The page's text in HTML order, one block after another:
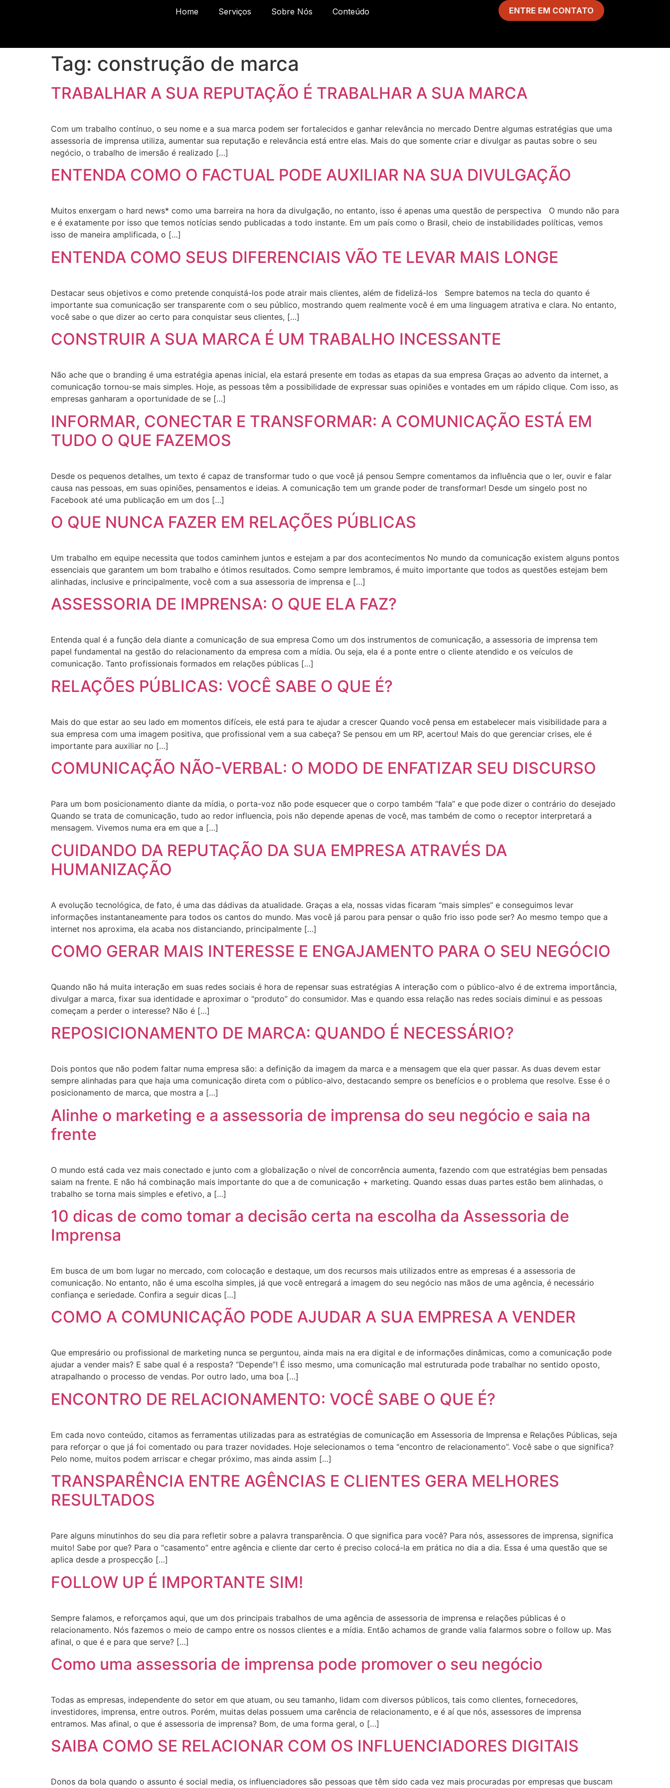
Home Serviços Sobre Nós Conteúdo ENTRE EM CONTATO
Tag: construção de marca
TRABALHAR A SUA REPUTAÇÃO É TRABALHAR A SUA MARCA
Com um trabalho contínuo, o seu nome e a sua marca podem ser fortalecidos e ganhar relevância no mercado Dentre algumas estratégias que uma
assessoria de imprensa utiliza, aumentar sua reputação e relevância está entre elas. Mais do que somente criar e divulgar as pautas sobre o seu
negócio, o trabalho de imersão é realizado […]
ENTENDA COMO O FACTUAL PODE AUXILIAR NA SUA DIVULGAÇÃO
Muitos enxergam o hard news* como uma barreira na hora da divulgação, no entanto, isso é apenas uma questão de perspectiva O mundo não para
e é exatamente por isso que temos notícias sendo publicadas a todo instante. Em um país como o Brasil, cheio de instabilidades políticas, vemos
isso de maneira amplificada, o […]
ENTENDA COMO SEUS DIFERENCIAIS VÃO TE LEVAR MAIS LONGE
Destacar seus objetivos e como pretende conquistá-los pode atrair mais clientes, além de fidelizá-los Sempre batemos na tecla do quanto é
importante sua comunicação ser transparente com o seu público, mostrando quem realmente você é em uma linguagem atrativa e clara. No entanto,
você sabe o que dizer ao certo para conquistar seus clientes, […]
CONSTRUIR A SUA MARCA É UM TRABALHO INCESSANTE
Não ache que o branding é uma estratégia apenas inicial, ela estará presente em todas as etapas da sua empresa Graças ao advento da internet, a
comunicação tornou-se mais simples. Hoje, as pessoas têm a possibilidade de expressar suas opiniões e vontades em um rápido clique. Com isso, as
empresas ganharam a oportunidade de se […]
INFORMAR, CONECTAR E TRANSFORMAR: A COMUNICAÇÃO ESTÁ EM
TUDO O QUE FAZEMOS
Desde os pequenos detalhes, um texto é capaz de transformar tudo o que você já pensou Sempre comentamos da influência que o ler, ouvir e falar
causa nas pessoas, em suas opiniões, pensamentos e ideias. A comunicação tem um grande poder de transformar! Desde um singelo post no
Facebook até uma publicação em um dos […]
O QUE NUNCA FAZER EM RELAÇÕES PÚBLICAS
Um trabalho em equipe necessita que todos caminhem juntos e estejam a par dos acontecimentos No mundo da comunicação existem alguns pontos
essenciais que garantem um bom trabalho e ótimos resultados. Como sempre lembramos, é muito importante que todos as questões estejam bem
alinhadas, inclusive e principalmente, você com a sua assessoria de imprensa e […]
ASSESSORIA DE IMPRENSA: O QUE ELA FAZ?
Entenda qual é a função dela diante a comunicação de sua empresa Como um dos instrumentos de comunicação, a assessoria de imprensa tem
papel fundamental na gestão do relacionamento da empresa com a mídia. Ou seja, ela é a ponte entre o cliente atendido e os veículos de
comunicação. Tanto profissionais formados em relações públicas […]
RELAÇÕES PÚBLICAS: VOCÊ SABE O QUE É?
Mais do que estar ao seu lado em momentos difíceis, ele está para te ajudar a crescer Quando você pensa em estabelecer mais visibilidade para a
sua empresa com uma imagem positiva, que profissional vem a sua cabeça? Se pensou em um RP, acertou! Mais do que gerenciar crises, ele é
importante para auxiliar no […]
COMUNICAÇÃO NÃO-VERBAL: O MODO DE ENFATIZAR SEU DISCURSO
Para um bom posicionamento diante da mídia, o porta-voz não pode esquecer que o corpo também “fala” e que pode dizer o contrário do desejado
Quando se trata de comunicação, tudo ao redor influencia, pois não depende apenas de você, mas também de como o receptor interpretará a
mensagem. Vivemos numa era em que a […]
CUIDANDO DA REPUTAÇÃO DA SUA EMPRESA ATRAVÉS DA
HUMANIZAÇÃO
A evolução tecnológica, de fato, é uma das dádivas da atualidade. Graças a ela, nossas vidas ficaram “mais simples” e conseguimos levar
informações instantaneamente para todos os cantos do mundo. Mas você já parou para pensar o quão frio isso pode ser? Ao mesmo tempo que a
internet nos aproxima, ela acaba nos distanciando, principalmente […]
COMO GERAR MAIS INTERESSE E ENGAJAMENTO PARA O SEU NEGÓCIO
Quando não há muita interação em suas redes sociais é hora de repensar suas estratégias A interação com o público-alvo é de extrema importância,
divulgar a marca, fixar sua identidade e aproximar o “produto” do consumidor. Mas e quando essa relação nas redes sociais diminui e as pessoas
começam a perder o interesse? Não é […]
REPOSICIONAMENTO DE MARCA: QUANDO É NECESSÁRIO?
Dois pontos que não podem faltar numa empresa são: a definição da imagem da marca e a mensagem que ela quer passar. As duas devem estar
sempre alinhadas para que haja uma comunicação direta com o público-alvo, destacando sempre os benefícios e o problema que resolve. Esse é o
posicionamento de marca, que mostra a […]
Alinhe o marketing e a assessoria de imprensa do seu negócio e saia na
frente
O mundo está cada vez mais conectado e junto com a globalização o nível de concorrência aumenta, fazendo com que estratégias bem pensadas
saiam na frente. E não há combinação mais importante do que a de comunicação + marketing. Quando essas duas partes estão bem alinhadas, o
trabalho se torna mais simples e efetivo, a […]
10 dicas de como tomar a decisão certa na escolha da Assessoria de
Imprensa
Em busca de um bom lugar no mercado, com colocação e destaque, um dos recursos mais utilizados entre as empresas é a assessoria de
comunicação. No entanto, não é uma escolha simples, já que você entregará a imagem do seu negócio nas mãos de uma agência, é necessário
confiança e seriedade. Confira a seguir dicas […]
COMO A COMUNICAÇÃO PODE AJUDAR A SUA EMPRESA A VENDER
Que empresário ou profissional de marketing nunca se perguntou, ainda mais na era digital e de informações dinâmicas, como a comunicação pode
ajudar a vender mais? E sabe qual é a resposta? “Depende”! É isso mesmo, uma comunicação mal estruturada pode trabalhar no sentido oposto,
atrapalhando o processo de vendas. Por outro lado, uma boa […]
ENCONTRO DE RELACIONAMENTO: VOCÊ SABE O QUE É?
Em cada novo conteúdo, citamos as ferramentas utilizadas para as estratégias de comunicação em Assessoria de Imprensa e Relações Públicas, seja
para reforçar o que já foi comentado ou para trazer novidades. Hoje selecionamos o tema “encontro de relacionamento”. Você sabe o que significa?
Pelo nome, muitos podem arriscar e chegar próximo, mas ainda assim […]
TRANSPARÊNCIA ENTRE AGÊNCIAS E CLIENTES GERA MELHORES
RESULTADOS
Pare alguns minutinhos do seu dia para refletir sobre a palavra transparência. O que significa para você? Para nós, assessores de imprensa, significa
muito! Sabe por que? Para o “casamento” entre agência e cliente dar certo é preciso colocá-la em prática no dia a dia. Essa é uma questão que se
aplica desde a prospecção […]
FOLLOW UP É IMPORTANTE SIM!
Sempre falamos, e reforçamos aqui, que um dos principais trabalhos de uma agência de assessoria de imprensa e relações públicas é o
relacionamento. Nós fazemos o meio de campo entre os nossos clientes e a mídia. Então achamos de grande valia falarmos sobre o follow up. Mas
afinal, o que é e para que serve? […]
Como uma assessoria de imprensa pode promover o seu negócio
Todas as empresas, independente do setor em que atuam, ou seu tamanho, lidam com diversos públicos, tais como clientes, fornecedores,
investidores, imprensa, entre outros. Porém, muitas delas possuem uma carência de relacionamento, e é aí que nós, assessores de imprensa
entramos. Mas afinal, o que é assessoria de imprensa? Bom, de uma forma geral, o […]
SAIBA COMO SE RELACIONAR COM OS INFLUENCIADORES DIGITAIS
Donos da bola quando o assunto é social media, os influenciadores são pessoas que têm sido cada vez mais procuradas por empresas que buscam